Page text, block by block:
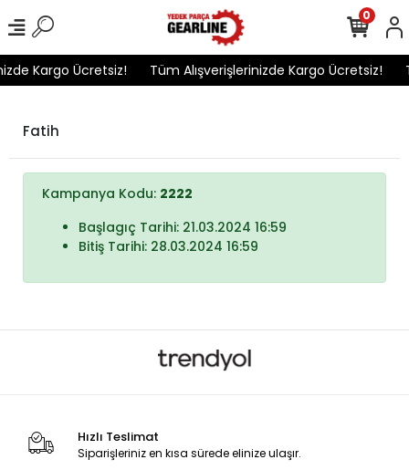
Kargo Ücretsiz! Tüm Alışverişlerinizde Kargo Ücretsiz!
0
Fatih
Kampanya Kodu: 2222
Başlagıç Tarihi: 21.03.2024 16:59
Bitiş Tarihi: 28.03.2024 16:59
Hızlı Teslimat
Siparişleriniz en kısa sürede elinize ulaşır.